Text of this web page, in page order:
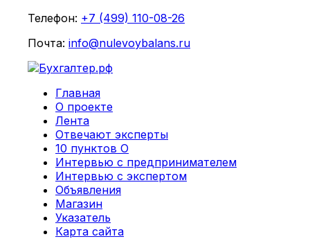
Телефон: +7 (499) 110-08-26
Почта: info@nulevoybalans.ru
Главная
О проекте
Лента
Отвечают эксперты
10 пунктов О
Интервью с предпринимателем
Интервью с экспертом
Объявления
Магазин
Указатель
Карта сайта